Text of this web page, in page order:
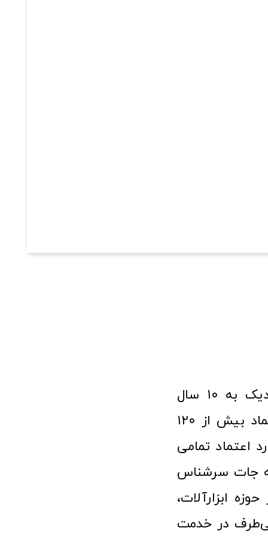
فروشگاه آنلاین ابزار و تجهیزات صنعتی کولیس با افتخار نزدیک به ۱۰ سال
فعالیت در عرصه ابزارآلات و کالاهای صنعتی توانسته مورد اعتماد بیش از ۱۲۰
اعتماد تمامی
جات سرشناس
ابزارآلات،
در خدمت